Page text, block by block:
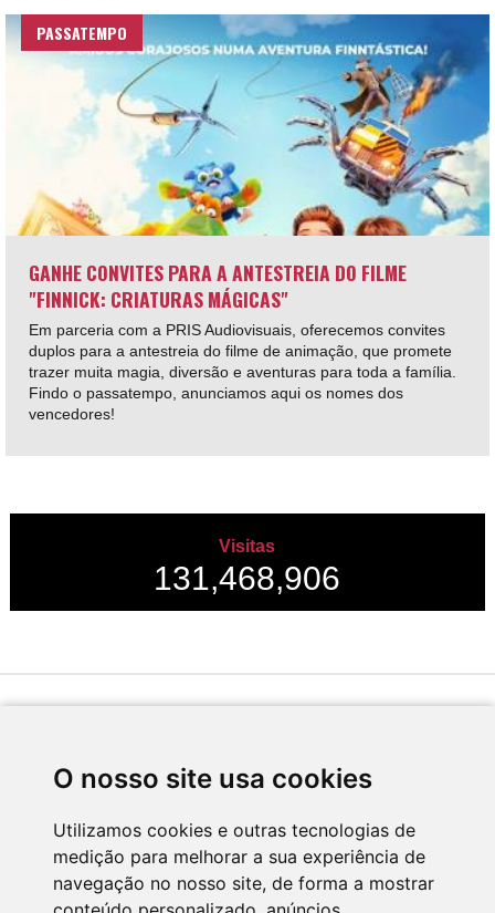
O nosso site usa cookies
Utilizamos cookies e outras tecnologias de
medição para melhorar a sua experiência de
navegação no nosso site, de forma a mostrar
PASSATEMPO
GANHE CONVITES PARA A ANTESTREIA DO FILME
"FINNICK: CRIATURAS MÁGICAS"
Em parceria com a PRIS Audiovisuais, oferecemos convites
duplos para a antestreia do filme de animação, que promete
trazer muita magia, diversão e aventuras para toda a família.
Findo o passatempo, anunciamos aqui os nomes dos
vencedores!
Visitas
131,468,906